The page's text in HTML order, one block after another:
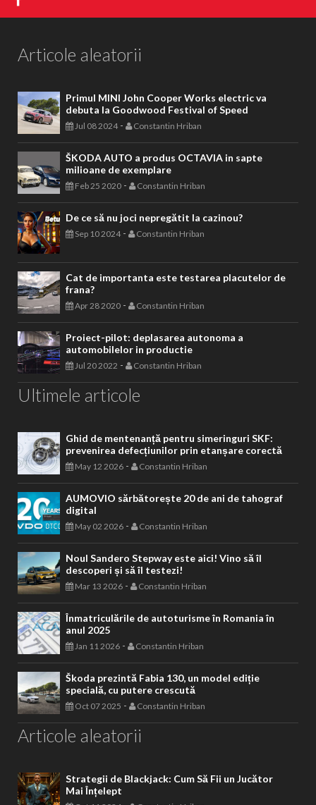
Articole aleatorii
Primul MINI John Cooper Works electric va
debuta la Goodwood Festival of Speed
Jul 08 2024- Constantin Hriban
ŠKODA AUTO a produs OCTAVIA in sapte
milioane de exemplare
Feb 25 2020 - Constantin Hriban
De ce să nu joci nepregătit la cazinou?
Sep 10 2024- Constantin Hriban
Cat de importanta este testarea placutelor de
frana?
Apr 28 2020 - Constantin Hriban
Proiect-pilot: deplasarea autonoma a
automobilelor in productie
Jul 20 2022 - Constantin Hriban
Ultimele articole
Ghid de mentenanță pentru simeringuri SKF:
prevenirea defecțiunilor prin etanșare corectă
May 12 2026 - Constantin Hriban
AUMOVIO sărbătorește 20 de ani de tahograf
digital
May 02 2026 - Constantin Hriban
Noul Sandero Stepway este aici! Vino să îl
descoperi și să îl testezi!
Mar 13 2026 - Constantin Hriban
Înmatriculările de autoturisme în Romania în
anul 2025
Jan 11 2026 - Constantin Hriban
Škoda prezintă Fabia 130, un model ediție
specială, cu putere crescută
Oct 07 2025 - Constantin Hriban
Articole aleatorii
Strategii de Blackjack: Cum Să Fii un Jucător
Mai Înțelept